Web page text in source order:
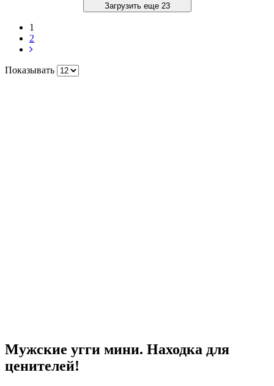
Загрузить еще 23
1
2
Показывать
Мужские угги мини. Находка для
ценителей!